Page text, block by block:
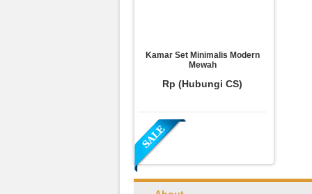
Kamar Set Minimalis Modern
Mewah
Rp (Hubungi CS)